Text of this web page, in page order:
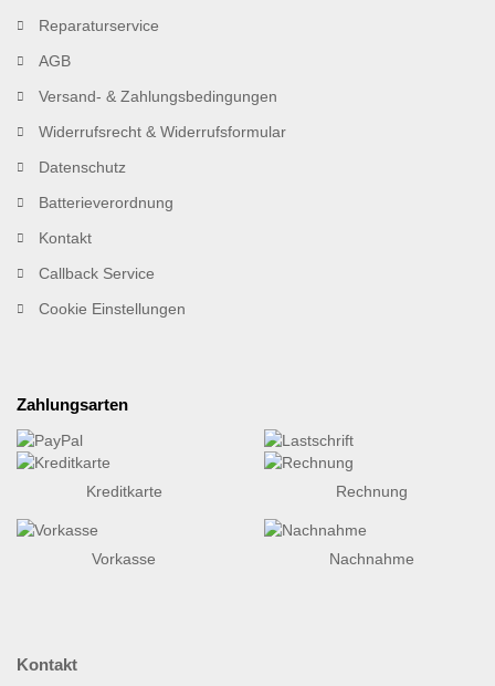
Reparaturservice
AGB
Versand- & Zahlungsbedingungen
Widerrufsrecht & Widerrufsformular
Datenschutz
Batterieverordnung
Kontakt
Callback Service
Cookie Einstellungen
Zahlungsarten
Kreditkarte Rechnung
Vorkasse Nachnahme
Kontakt